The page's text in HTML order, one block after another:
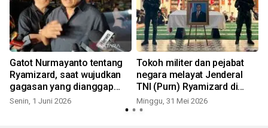
Gatot Nurmayanto tentang
Ryamizard, saat wujudkan
gagasan yang dianggap
mustahil
Senin, 1 Juni 2026
Tokoh militer dan pejabat
negara melayat Jenderal
TNI (Purn) Ryamizard di
Cikeas
Minggu, 31 Mei 2026